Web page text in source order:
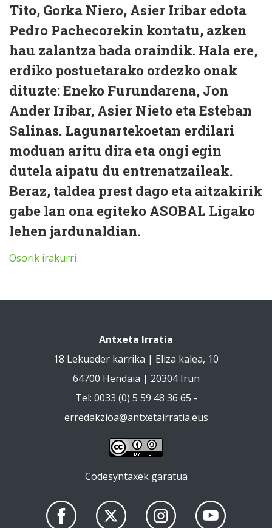
Tito, Gorka Niero, Asier Iribar edota
Pedro Pachecorekin kontatu, azken
hau zalantza bada oraindik. Hala ere,
erdiko postuetarako ordezko onak
dituzte: Eneko Furundarena, Jon
Ander Iribar, Asier Nieto eta Esteban
Salinas. Lagunartekoetan erdilari
moduan aritu dira eta ongi egin
dutela aipatu du entrenatzaileak.
Beraz, taldea prest dago eta aitzakirik
gabe lan ona egiteko ASOBAL Ligako
lehen jardunaldian.
Osorik irakurri
Antxeta Irratia
18 Lekueder karrika | Eliza kalea, 10
64700 Hendaia | 20304 Irun
Tel: 0033 (0) 5 59 48 36 65 -
erredakzioa@antxetairratia.eus
Codesyntaxek garatua